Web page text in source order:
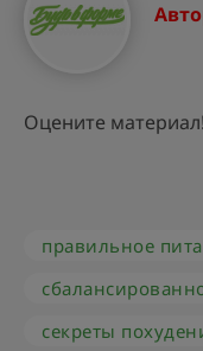
Оцените материал!
правильное
секреты